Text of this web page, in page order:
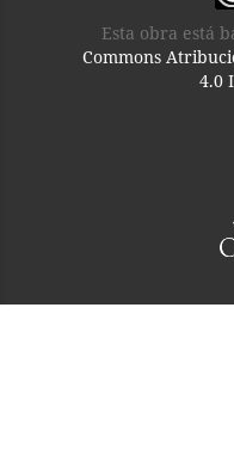
Esta obra está
Commons
4.0